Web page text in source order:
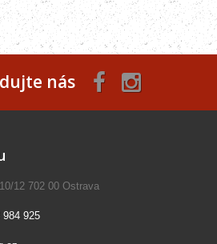
nás
12 702 00 Ostrava
984 925